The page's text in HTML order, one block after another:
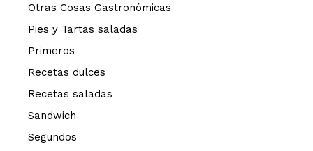
Otras Cosas Gastronómicas
Pies y Tartas saladas
Primeros
Recetas dulces
Recetas saladas
Sandwich
Segundos